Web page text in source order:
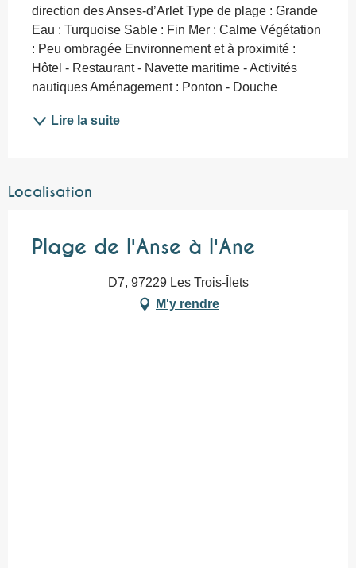
direction des Anses-d’Arlet Type de plage : Grande
Eau : Turquoise Sable : Fin Mer : Calme Végétation
: Peu ombragée Environnement et à proximité :
Hôtel - Restaurant - Navette maritime - Activités
nautiques Aménagement : Ponton - Douche
Lire la suite
Localisation
Plage de l'Anse à l'Ane
D7, 97229 Les Trois-Îlets
M'y rendre